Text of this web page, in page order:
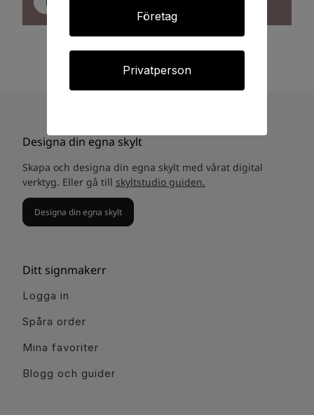
Designa din egna skylt
Skapa och designa din egna skylt med vårat digital
verktyg. Eller gå till skyltstudio guiden.
Designa din egna skylt
Ditt signmakerr
Logga in
Spåra order
Mina favoriter
Blogg och guider
Företag
Privatperson